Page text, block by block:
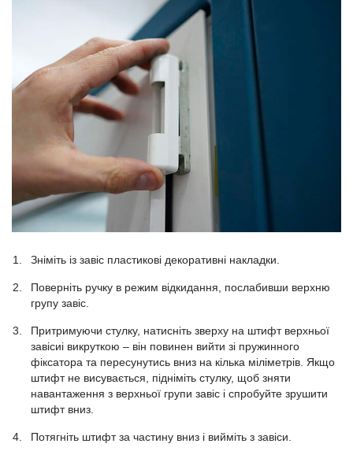
Зніміть із завіс пластикові декоративні накладки.
Поверніть ручку в режим відкидання, послабивши верхню
групу завіс.
Притримуючи стулку, натисніть зверху на штифт верхньої
завісиі викруткою – він повинен вийти зі пружинного
фіксатора та пересунутись вниз на кілька міліметрів. Якщо
штифт не висувається, підніміть стулку, щоб зняти
навантаження з верхньої групи завіс і спробуйте зрушити
штифт вниз.
Потягніть штифт за частину вниз і вийміть з завіси.